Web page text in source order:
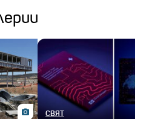
СВЯТ